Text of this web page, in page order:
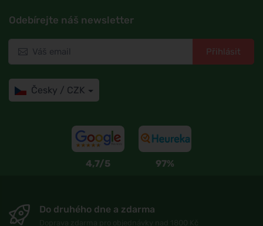
Odebírejte náš newsletter
Přihlásit
Česky / CZK
4,7/5 97%
Do druhého dne a zdarma